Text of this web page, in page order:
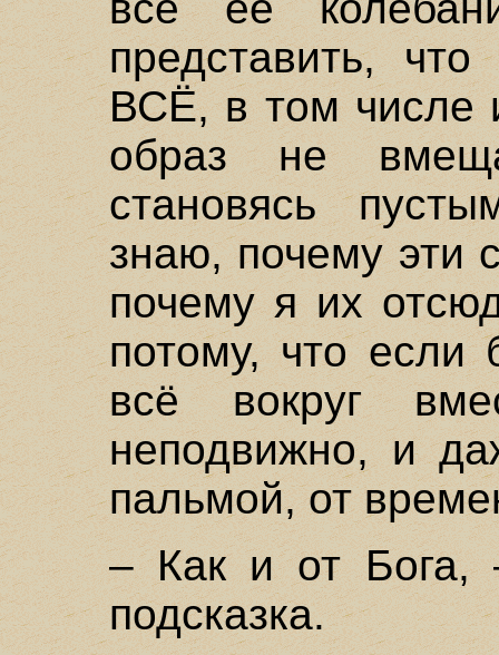
представить,
ВСЁ, в том числе
образ не
становясь
знаю, почему эти
почему я их
потому, что если
всё вокруг
неподвижно, и
пальмой, от
– Как и от Бога,
подсказка.